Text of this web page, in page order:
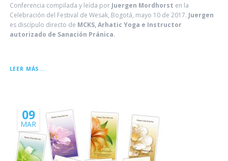
Conferencia compilada y leída por Juergen Mordhorst en la
Celebración del Festival de Wesak, Bogotá, mayo 10 de 2017. Juergen
es discípulo directo de MCKS, Arhatic Yoga e Instructor
autorizado de Sanación Pránica.
LEER MÁS...
09
MAR